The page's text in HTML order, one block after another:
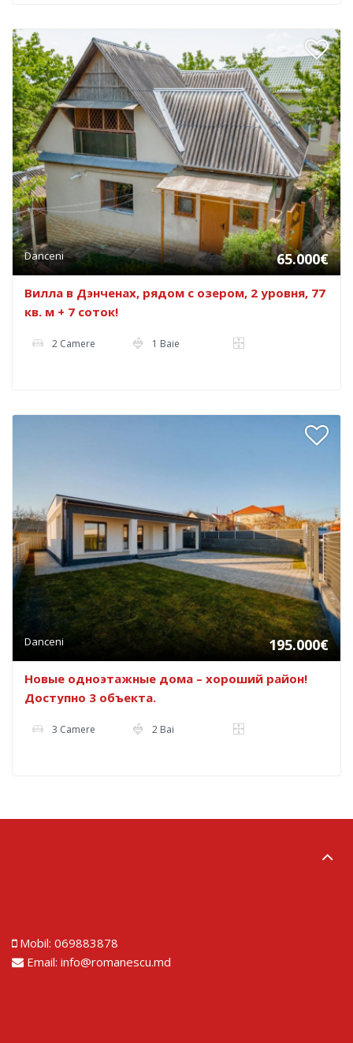
Danceni 65.000€
Вилла в Дэнченах, рядом с озером, 2 уровня, 77
кв. м + 7 соток!
2 Camere 1 Baie
Danceni 195.000€
Новые одноэтажные дома – хороший район!
Доступно 3 объекта.
3 Camere 2 Bai
Mobil: 069883878
Email: info@romanescu.md